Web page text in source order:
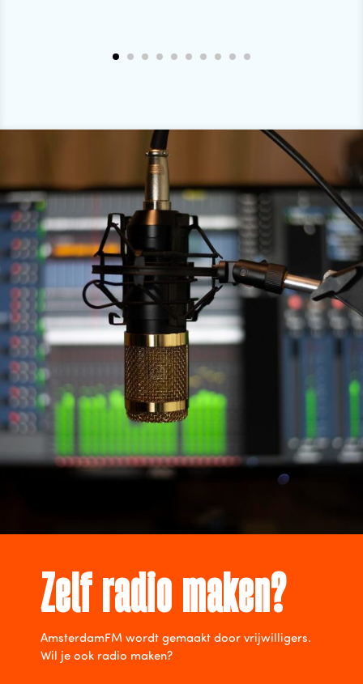
Zelf radio maken?
AmsterdamFM wordt gemaakt door vrijwilligers.
Wil je ook radio maken?